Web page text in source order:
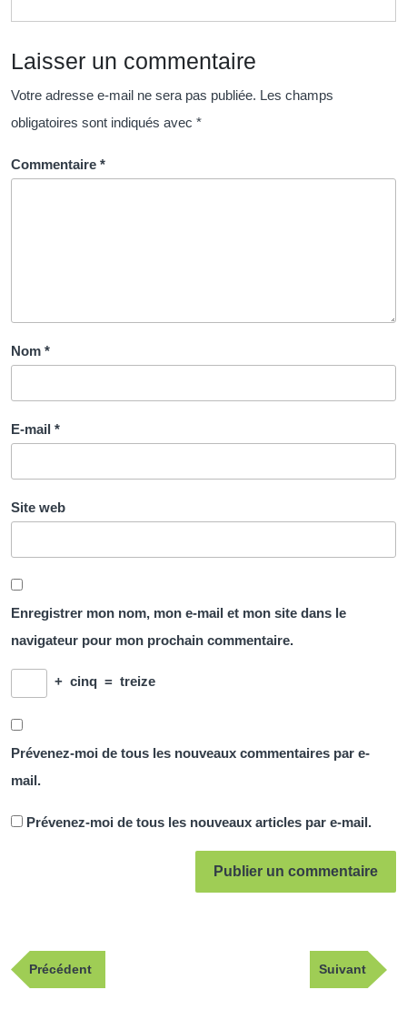
Laisser un commentaire
Votre adresse e-mail ne sera pas publiée. Les champs
obligatoires sont indiqués avec *
Commentaire *
Nom *
E-mail *
Site web
Enregistrer mon nom, mon e-mail et mon site dans le
navigateur pour mon prochain commentaire.
+ cinq = treize
Prévenez-moi de tous les nouveaux commentaires par e-
mail.
Prévenez-moi de tous les nouveaux articles par e-mail.
Navigation
dePublication
précédente
Précédent
Article
suivant
Suivant